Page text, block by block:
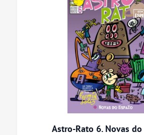
Astro-Rato 6. Novas do